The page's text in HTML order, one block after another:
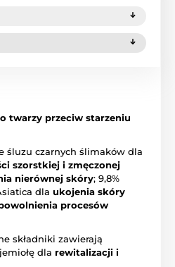
twarzy przeciw starzeniu
śluzu czarnych ślimaków dla
szorstkiej i zmęczonej
nierównej skóry; 9,8%
dla ukojenia skóry
procesów
składniki zawierają
dla rewitalizacji i